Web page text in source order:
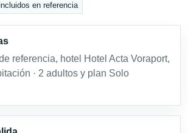
en referencia
referencia, hotel Hotel Acta Voraport,
· 2 adultos y plan Solo